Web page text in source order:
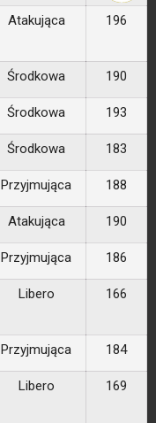
Atakująca 196
Środkowa 190
Środkowa 193
Środkowa 183
Przyjmująca 188
Atakująca 190
Przyjmująca 186
Libero 166
Przyjmująca 184
Libero 169